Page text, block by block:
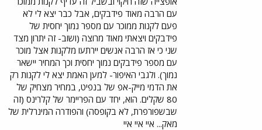
עם הרבה מאוד פידבקים, אבל כבר יצא לי לא
פעם לקנות ממוכר עם מספר נמוך יחסית של
פידבקים ויצאתי מאוד מרוצה (ושוב- זה יתרון מצד
שני כי אז הרבה אנשים יירתעו מלקנות אצל מוכר
עם מספר פידבקים נמוך יחסית וכך המחיר יישאר
נמוך). ולגבי האיפור- למען האמת יצא לי לקנות רק
את הדמי מייק-אפ של בנפיט, במחיר מצחיק של
80 שקלים. הוא, יחד עם הפריימר של קלרינס (זה
שבשפורפרת, לא בקופסה) והפודרה המינרלית של
מאק... איי איי איי